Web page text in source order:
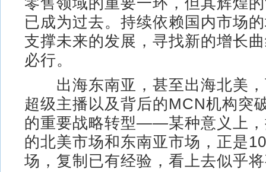
已成为过去。持续依赖国内市场
支撑未来的发展，寻找新的增长
必行。
出海东南亚，甚至出海北美，
超级主播以及背后的MCN机构突
的重要战略转型——某种意义上
的北美市场和东南亚市场，正是
场，复制已有经验，看上去似乎